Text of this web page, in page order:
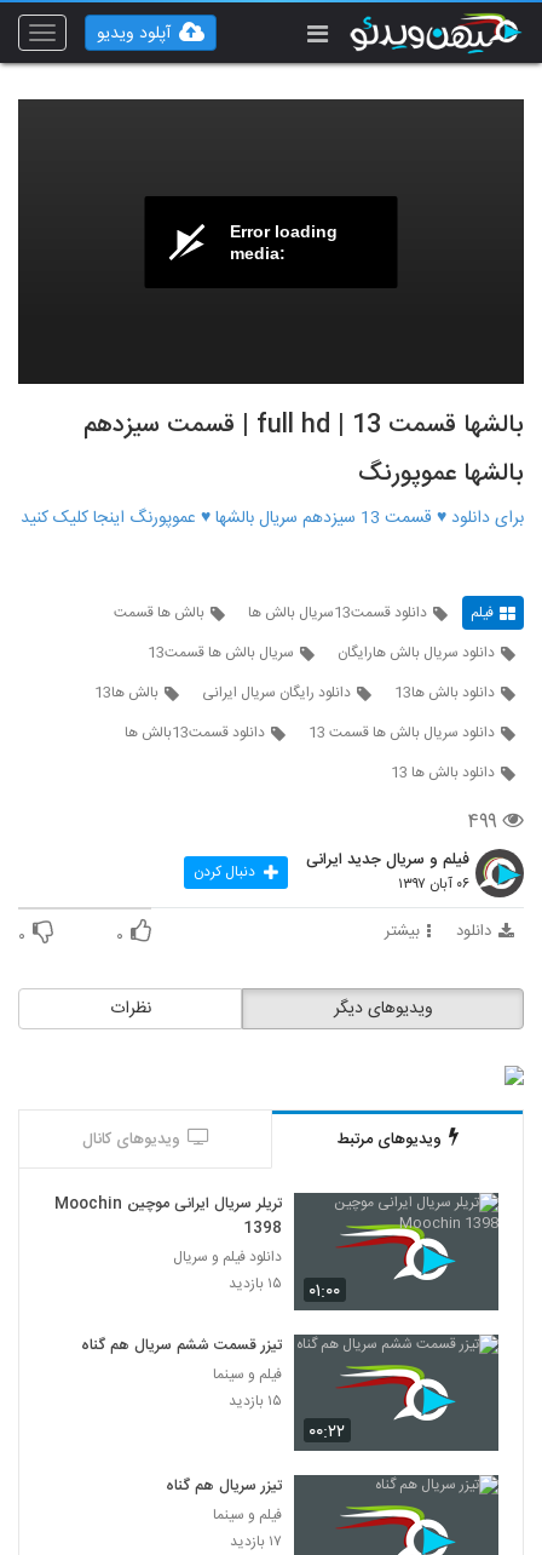
Toggle
آپلود ویدیو
Error loading
media:
بالشها قسمت 13 | full hd | قسمت سیزدهم
بالشها عموپورنگ
برای دانلود ♥ قسمت 13 سیزدهم سریال بالشها ♥ عموپورنگ اینجا کلیک کنید
فیلم دانلود قسمت13سریال بالش ها
بالش ها قسمت
دانلود سریال بالش هارایگان
سريال بالش ها قسمت13
دانلود بالش ها13
دانلود رایگان سریال ایرانی
بالش ها13
دانلود سریال بالش ها قسمت 13
دانلود قسمت13بالش ها
دانلود بالش ها 13
۴۹۹
فیلم و سریال جدید ایرانی
۰۶ آبان ۱۳۹۷ دنبال کردن
دانلود بیشتر ۰ ۰
نظرات ویدیوهای دیگر
ویدیوهای مرتبط ویدیوهای کانال
۰۱:۰۰
تریلر سریال ایرانی موچین Moochin
1398
دانلود فیلم و سریال
۱۵ بازدید
۰۰:۲۲
تیزر قسمت ششم سریال هم گناه
فیلم و سینما
۱۵ بازدید
تیزر سریال هم گناه
فیلم و سینما
۱۷ بازدید